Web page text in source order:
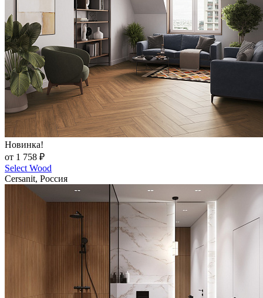
Новинка!
от 1 758 ₽
Select Wood
Cersanit, Россия